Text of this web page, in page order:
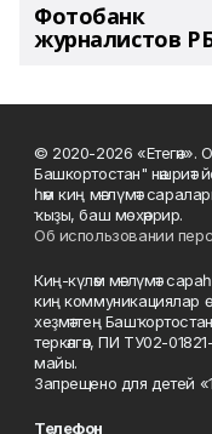
Фотобанк
журналистов
© 2020-2026 «Етегән».
Башкортостан" нәшриәт
һәм киң мәғлүмәт
ҡыҙы, баш мөхәррир.
Об использовании
Киң-күләм мәғлүмәт
киң коммуникациялар
хеҙмәттең
теркәлгән, ПИ ТУ02-
майы.
Запрещено для детей
Телефон